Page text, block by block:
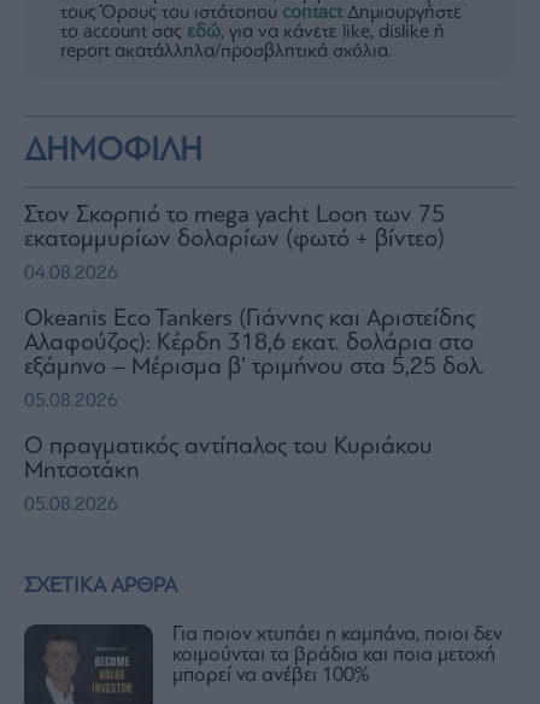
ΣΧΕΤΙΚΑ ΑΡΘΡΑ
Για ποιον χτυπάει η καμπάνα, ποιοι δεν
κοιμούνται τα βράδια και ποια μετοχή
μπορεί να ανέβει 100%
τους Όρους του ιστότοπου contactΔημιουργήστε
το account σας εδώ, για να κάνετε like, dislike ή
report ακατάλληλα/προσβλητικά σχόλια.
ΔΗΜΟΦΙΛΗ
Στον Σκορπιό το mega yacht Loon των 75
εκατομμυρίων δολαρίων (φωτό + βίντεο)
04.08.2026
Okeanis Eco Tankers (Γιάννης και Αριστείδης
Αλαφούζος): Κέρδη 318,6 εκατ. δολάρια στο
εξάμηνο – Μέρισμα β’ τριμήνου στα 5,25 δολ.
05.08.2026
Ο πραγματικός αντίπαλος του Κυριάκου
Μητσοτάκη
05.08.2026